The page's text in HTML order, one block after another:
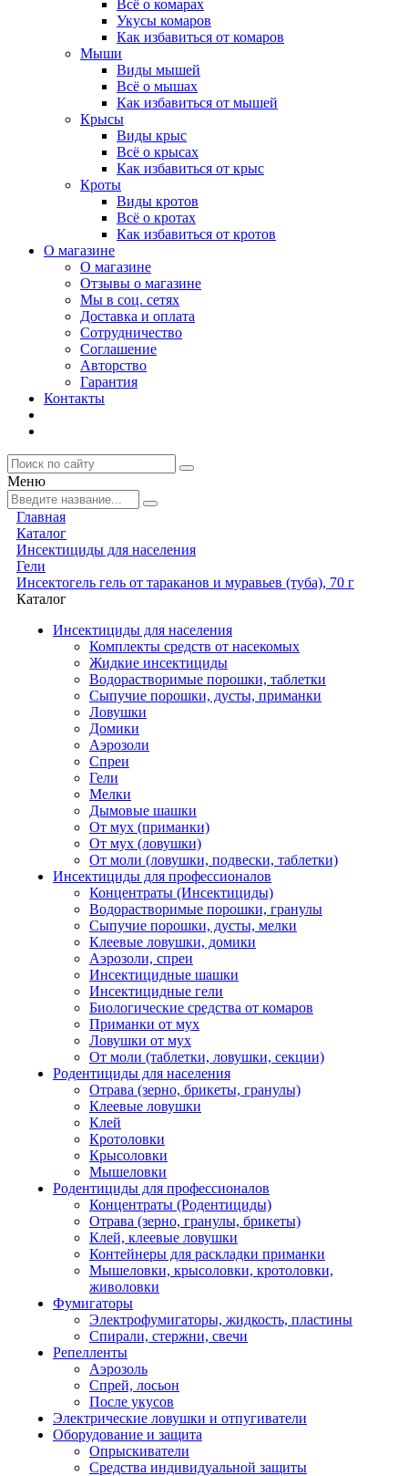
Всё о комарах
Укусы комаров
Как избавиться от комаров
Мыши
Виды мышей
Всё о мышах
Как избавиться от мышей
Крысы
Виды крыс
Всё о крысах
Как избавиться от крыс
Кроты
Виды кротов
Всё о кротах
Как избавиться от кротов
О магазине
О магазине
Отзывы о магазине
Мы в соц. сетях
Доставка и оплата
Сотрудничество
Соглашение
Авторство
Гарантия
Контакты
Меню
Главная
Каталог
Инсектициды для населения
Гели
Инсектогель гель от тараканов и муравьев (туба), 70 г
Каталог
Инсектициды для населения
Комплекты средств от насекомых
Жидкие инсектициды
Водорастворимые порошки, таблетки
Сыпучие порошки, дусты, приманки
Ловушки
Домики
Аэрозоли
Спреи
Гели
Мелки
Дымовые шашки
От мух (приманки)
От мух (ловушки)
От моли (ловушки, подвески, таблетки)
Инсектициды для профессионалов
Концентраты (Инсектициды)
Водорастворимые порошки, гранулы
Сыпучие порошки, дусты, мелки
Клеевые ловушки, домики
Аэрозоли, спреи
Инсектицидные шашки
Инсектицидные гели
Биологические средства от комаров
Приманки от мух
Ловушки от мух
От моли (таблетки, ловушки, секции)
Родентициды для населения
Отрава (зерно, брикеты, гранулы)
Клеевые ловушки
Клей
Кротоловки
Крысоловки
Мышеловки
Родентициды для профессионалов
Концентраты (Родентициды)
Отрава (зерно, гранулы, брикеты)
Клей, клеевые ловушки
Контейнеры для раскладки приманки
Мышеловки, крысоловки, кротоловки,
живоловки
Фумигаторы
Электрофумигаторы, жидкость, пластины
Спирали, стержни, свечи
Репелленты
Аэрозоль
Спрей, лосьон
После укусов
Электрические ловушки и отпугиватели
Оборудование и защита
Опрыскиватели
Средства индивидуальной защиты